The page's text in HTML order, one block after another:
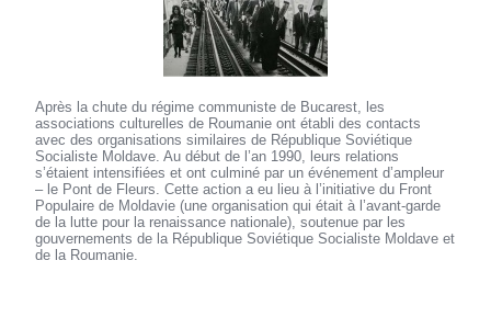
Après la chute du régime communiste de Bucarest, les
associations culturelles de Roumanie ont établi des contacts
avec des organisations similaires de République Soviétique
Socialiste Moldave. Au début de l’an 1990, leurs relations
s’étaient intensifiées et ont culminé par un événement d’ampleur
– le Pont de Fleurs. Cette action a eu lieu à l’initiative du Front
Populaire de Moldavie (une organisation qui était à l’avant-garde
de la lutte pour la renaissance nationale), soutenue par les
gouvernements de la République Soviétique Socialiste Moldave et
de la Roumanie.